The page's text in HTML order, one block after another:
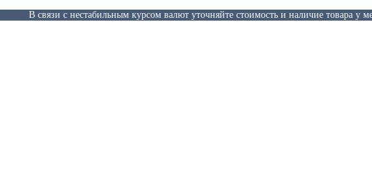
В связи с нестабильным курсом валют уточняйте стоимость и наличие товара у